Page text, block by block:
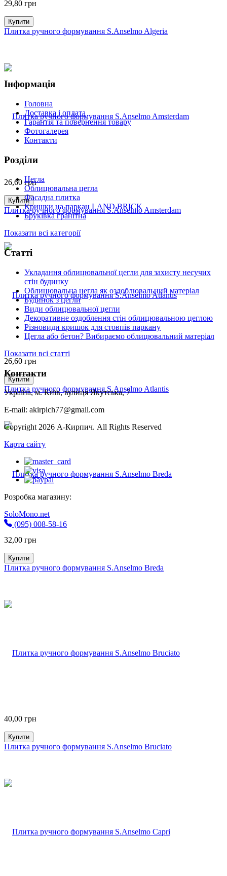
29,80 грн
Купити
Плитка ручного формування S.Anselmo Algeria
26,60 грн
Купити
Плитка ручного формування S.Anselmo Amsterdam
26,60 грн
Купити
Плитка ручного формування S.Anselmo Atlantis
32,00 грн
Купити
Плитка ручного формування S.Anselmo Breda
40,00 грн
Купити
Плитка ручного формування S.Anselmo Bruciato
Інформація
Головна
Доставка і оплата
Гарантія та повернення товару
Фотогалерея
Контакти
Розділи
Цегла
Облицювальна цегла
Фасадна плитка
Кришки на паркан LAND BRICK
Бруківка гранітна
Показати всі категорії
Статті
Укладання облицювальної цегли для захисту несучих
стін будинку
Облицювальна цегла як оздоблювальний матеріал
Будинок з цегли
Види облицювальної цегли
Декоративне оздоблення стін облицювальною цеглою
Різновиди кришок для стовпів паркану
Цегла або бетон? Вибираємо облицювальний матеріал
Показати всі статті
Контакти
Україна, м. Київ, вулиця Якутська, 7
E-mail: akirpich77@gmail.com
Copyright 2026 А-Кирпич. All Rights Reserved
Карта сайту
Розробка магазину:
SoloMono.net
(095) 008-58-16